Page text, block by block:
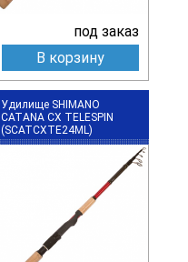
под заказ
В корзину
Удилище SHIMANO
CATANA CX TELESPIN
(SCATCXTE24ML)